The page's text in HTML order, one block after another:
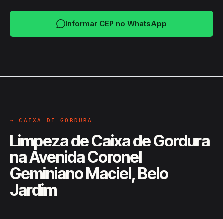
Informar CEP no WhatsApp
→ CAIXA DE GORDURA
Limpeza de Caixa de Gordura
na Avenida Coronel
Geminiano Maciel, Belo
Jardim